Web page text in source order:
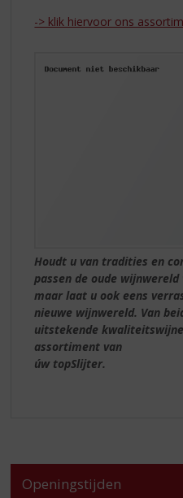
-> klik hiervoor ons
Houdt u van tradities en
passen de oude
maar laat u ook eens
nieuwe wijnwereld. Van
uitstekende
assortiment van
úw topSlijter.
Openingstijden